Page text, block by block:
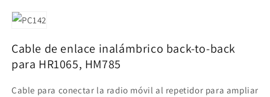
HM786
+
iva
iva
Cable de enlace inalámbrico back-to-back
para HR1065, HM785
Cable para conectar la radio móvil al repetidor para ampliar